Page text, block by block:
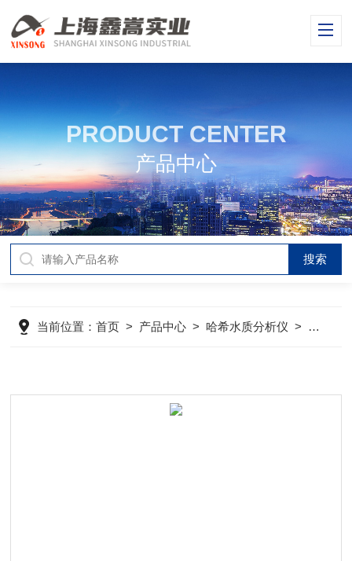
PRODUCT CENTER
产品中心
当前位置：首页 > 产品中心 > 哈希水质分析仪 > 哈希溶